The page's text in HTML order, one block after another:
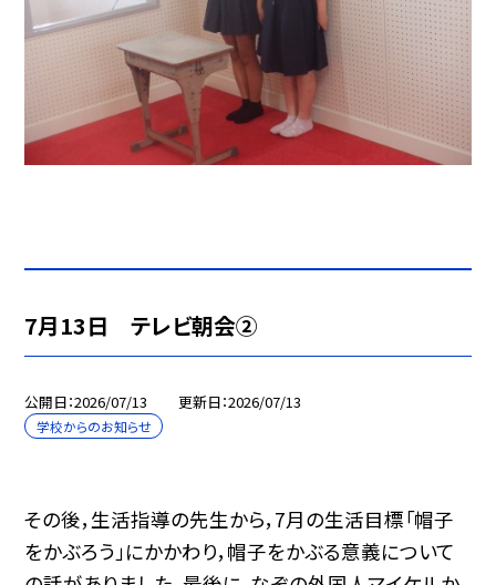
7月13日 テレビ朝会②
公開日 2026/07/13 更新日 2026/07/13
学校からのお知らせ
その後，生活指導の先生から，7月の生活目標「帽子
をかぶろう」にかかわり，帽子をかぶる意義について